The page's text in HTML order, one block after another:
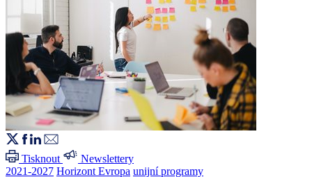
Tisknout
Newslettery
2021-2027 Horizont Evropa unijní programy